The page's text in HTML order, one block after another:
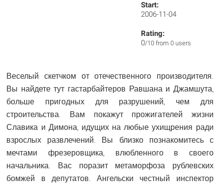
Start:
2006-11-04
Rating:
0/10 from 0 users
Веселый скетчком от отечественного производителя.
Вы найдете тут гастарбайтеров Равшана и Джамшута,
больше пригодных для разрушений, чем для
строительства. Вам покажут прожигателей жизни
Славика и Димона, идущих на любые ухищрения ради
взрослых развлечений. Вы близко познакомитесь с
мечтами фрезеровщика, влюбленного в своего
начальника. Вас поразит метаморфоза рублевских
бомжей в депутатов. Ангельски честный инспектор